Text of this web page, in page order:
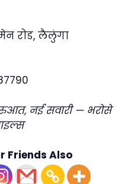
रोड, लैलुंगा
नई सवारी — भरोसे
Friends Also